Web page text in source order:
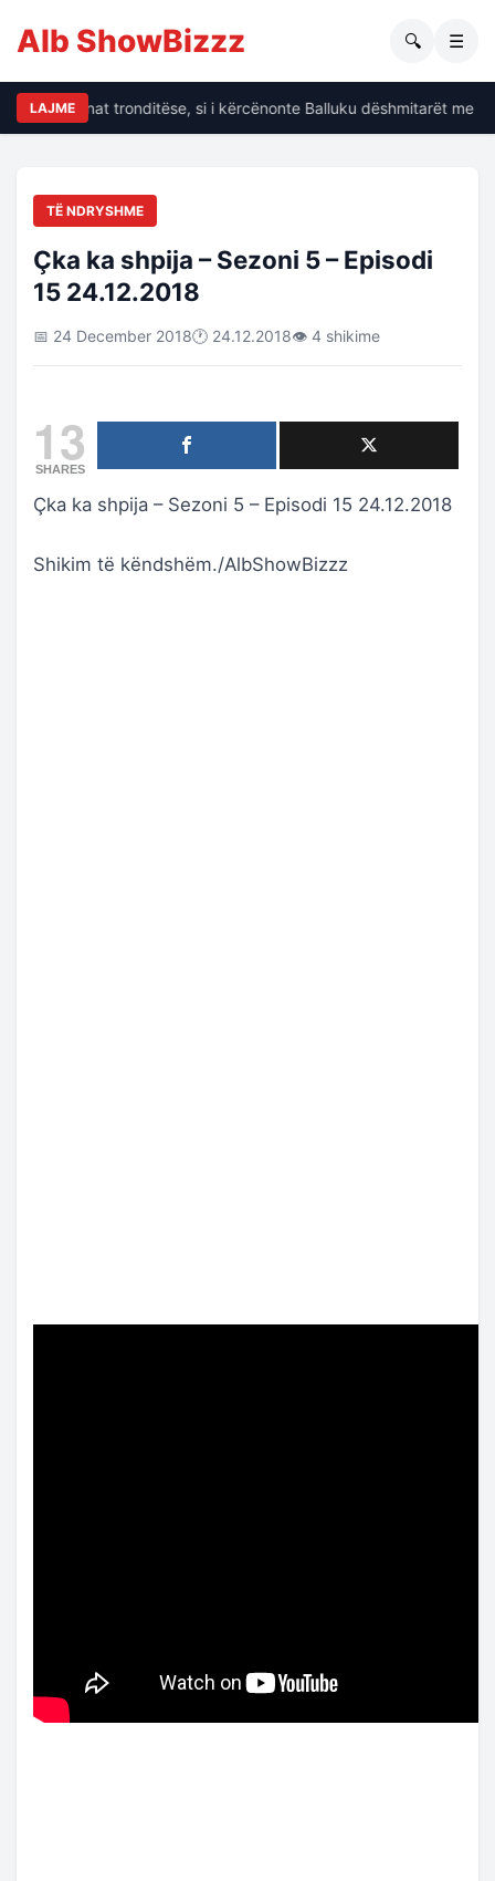
Alb ShowBizzz 🔍 ☰
LAJME
të dhënat tronditëse, si i kërcënonte Balluku dëshmitarët me
TË NDRYSHME
Çka ka shpija – Sezoni 5 – Episodi
15 24.12.2018
📅 24 December 2018🕐 24.12.2018👁 4 shikime
13
SHARES
Çka ka shpija – Sezoni 5 – Episodi 15 24.12.2018
Shikim të këndshëm./AlbShowBizzz